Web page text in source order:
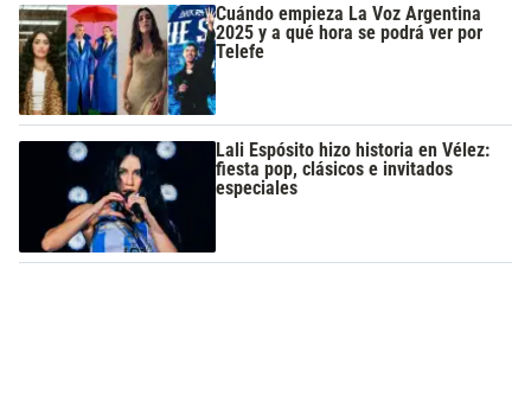
Cuándo empieza La Voz Argentina
2025 y a qué hora se podrá ver por
Telefe
Lali Espósito hizo historia en Vélez:
fiesta pop, clásicos e invitados
especiales